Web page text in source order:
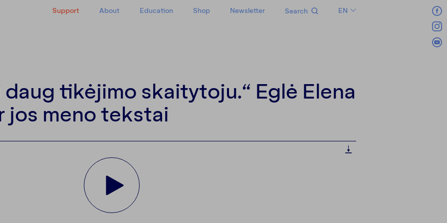
Support About Education Shop Newsletter Search
EN
tikėjimo skaitytoju.“ Eglė Elena
jos meno tekstai